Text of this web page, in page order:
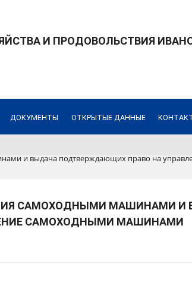
И ПРОДОВОЛЬСТВИЯ
ДОКУМЕНТЫ ОТКРЫТЫЕ ДАННЫЕ
и выдача подтверждающих право на
САМОХОДНЫМИ МАШИНАМИ И
САМОХОДНЫМИ МАШИНАМИ